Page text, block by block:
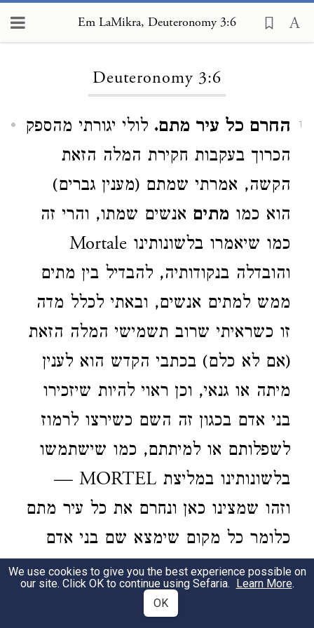
Em LaMikra, Deuteronomy 3:6
Deuteronomy 3:6
1 החרם כל עיר מתם. לולי יגורתי מהספק
הכרוך בעקבות חקירת המלה הזאת
הקשה, אמרתי שמתם (מענין גברים)
הוא כמו מתים אנשים שמתו, והרי זה
כמו שיאמרו בלשונותינו Mortale
והובדלה בנקודותיה, להבדיל בין מתים
ממש למתים אנשים, ובאתי לכלל מדה
זו כשראיתי שרוב תשמישי המלה הזאת
(אם לא כלם) בכתבי הקדש הוא לענין
מיתה או גנאי, וכן ראוי להיות שיזכירו
בני אדם בכגון זה השם כשירצו לרמוז
לשפלותם או למיתתם, כמו שישתמשו
בלשונותינו במליצת MORTEL —
וזהו שמצינו כאן ונחרם את כל עיר מתם
כלומר כל מקום שימצא שם בני אדם
הראוים להמית, לכוונה עצמה שאמר
באופן אחר לא היתה קריה אשר שגבה
We use cookies to give you the best experience possible on
our site. Click OK to continue using Sefaria. Learn More.
OK